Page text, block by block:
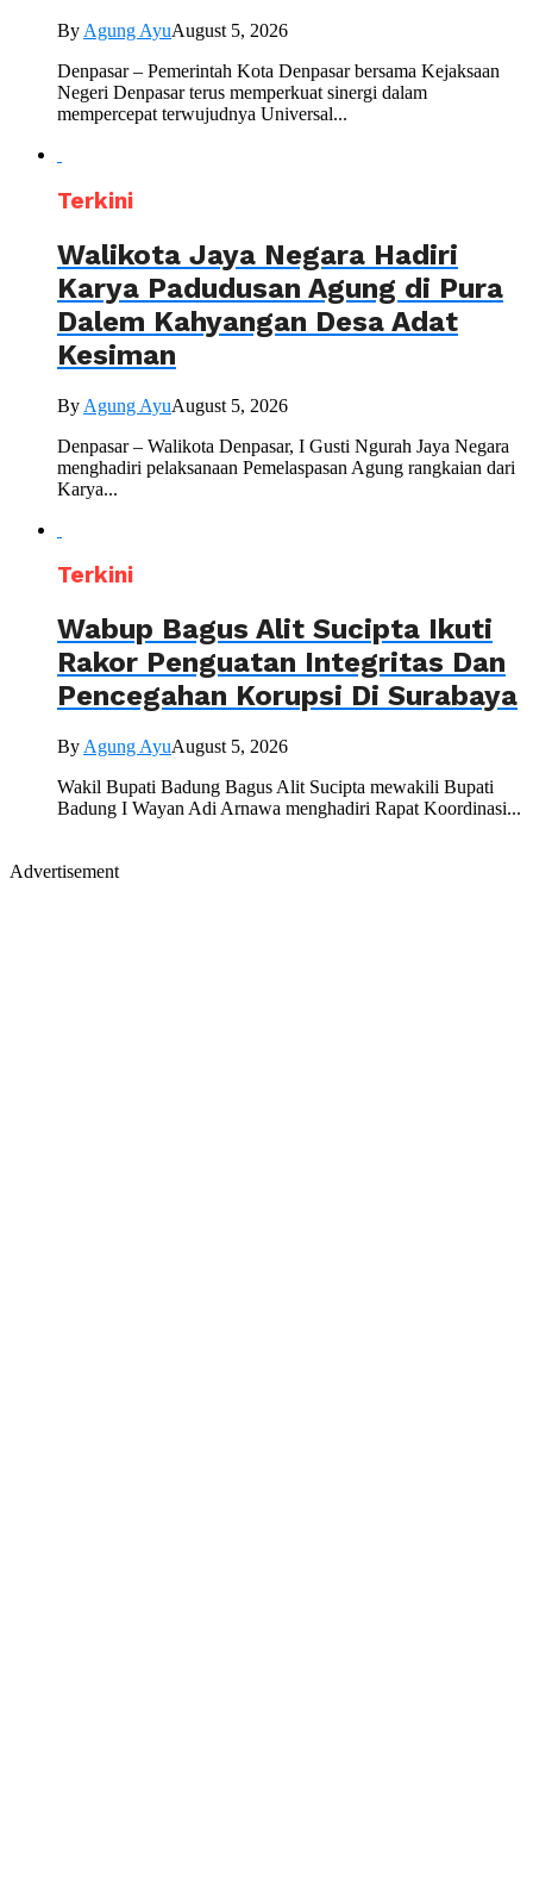
By Agung AyuAugust 5, 2026
Denpasar – Pemerintah Kota Denpasar bersama Kejaksaan
Negeri Denpasar terus memperkuat sinergi dalam
mempercepat terwujudnya Universal...
Terkini
Walikota Jaya Negara Hadiri
Karya Padudusan Agung di Pura
Dalem Kahyangan Desa Adat
Kesiman
By Agung AyuAugust 5, 2026
Denpasar – Walikota Denpasar, I Gusti Ngurah Jaya Negara
menghadiri pelaksanaan Pemelaspasan Agung rangkaian dari
Karya...
Terkini
Wabup Bagus Alit Sucipta Ikuti
Rakor Penguatan Integritas Dan
Pencegahan Korupsi Di Surabaya
By Agung AyuAugust 5, 2026
Wakil Bupati Badung Bagus Alit Sucipta mewakili Bupati
Badung I Wayan Adi Arnawa menghadiri Rapat Koordinasi...
Advertisement